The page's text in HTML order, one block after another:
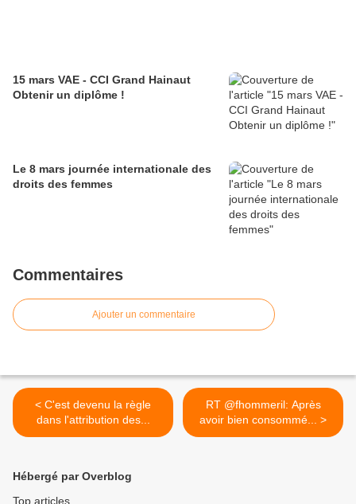
15 mars VAE - CCI Grand Hainaut
Obtenir un diplôme !
Le 8 mars journée internationale des
droits des femmes
Commentaires
Ajouter un commentaire
< C'est devenu la règle
dans l'attribution des...
RT @fhommeril: Après
avoir bien consommé... >
Hébergé par Overblog
Top articles